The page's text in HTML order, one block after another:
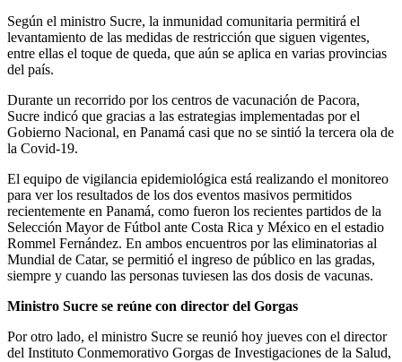
Según el ministro Sucre, la inmunidad comunitaria permitirá el
levantamiento de las medidas de restricción que siguen vigentes,
entre ellas el toque de queda, que aún se aplica en varias provincias
del país.
Durante un recorrido por los centros de vacunación de Pacora,
Sucre indicó que gracias a las estrategias implementadas por el
Gobierno Nacional, en Panamá casi que no se sintió la tercera ola de
la Covid-19.
El equipo de vigilancia epidemiológica está realizando el monitoreo
para ver los resultados de los dos eventos masivos permitidos
recientemente en Panamá, como fueron los recientes partidos de la
Selección Mayor de Fútbol ante Costa Rica y México en el estadio
Rommel Fernández. En ambos encuentros por las eliminatorias al
Mundial de Catar, se permitió el ingreso de público en las gradas,
siempre y cuando las personas tuviesen las dos dosis de vacunas.
Ministro Sucre se reúne con director del Gorgas
Por otro lado, el ministro Sucre se reunió hoy jueves con el director
del Instituto Conmemorativo Gorgas de Investigaciones de la Salud,